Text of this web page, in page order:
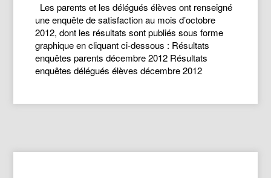
Les parents et les délégués élèves ont renseigné
une enquête de satisfaction au mois d’octobre
2012, dont les résultats sont publiés sous forme
graphique en cliquant ci-dessous : Résultats
enquêtes parents décembre 2012 Résultats
enquêtes délégués élèves décembre 2012